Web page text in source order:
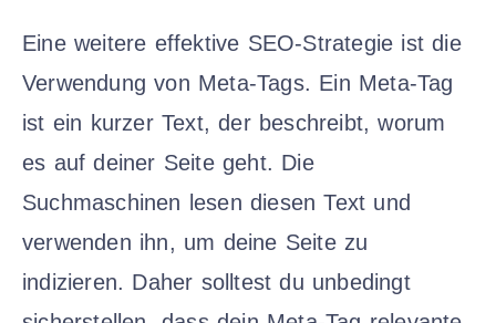
Eine weitere effektive SEO-Strategie ist die
Verwendung von Meta-Tags. Ein Meta-Tag
ist ein kurzer Text, der beschreibt, worum
es auf deiner Seite geht. Die
Suchmaschinen lesen diesen Text und
verwenden ihn, um deine Seite zu
indizieren. Daher solltest du unbedingt